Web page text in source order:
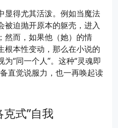
显得尤其活泼。例如当魔法
被迫抛开原本的躯壳，进入
然而，如果他（她）的情
根本性变动，那么在小说的
“同一个人”。这种“灵魂即
直觉说服力，也一再唤起读
式”自我